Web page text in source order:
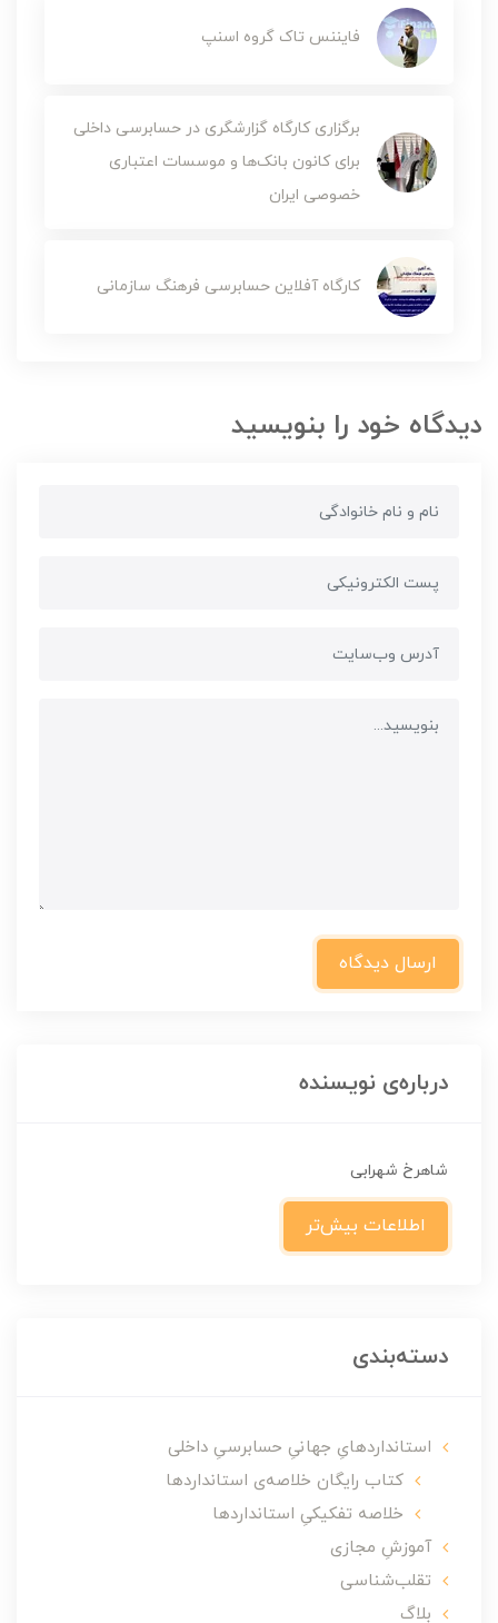
فایننس تاک گروه اسنپ
برگزاری کارگاه گزارشگری در حسابرسی داخلی
برای کانون بانک‌ها و موسسات اعتباری
خصوصی ایران
کارگاه آفلاین حسابرسی فرهنگ سازمانی
دیدگاه خود را بنویسید
ارسال دیدگاه
درباره‌ی نویسنده
شاهرخ شهرابی
اطلاعات بیش‌تر
دسته‌بندی
استانداردهایِ جهانیِ حسابرسیِ داخلی
کتاب رایگان خلاصه‌ی استانداردها
خلاصه تفکیکیِ استانداردها
آموزشِ مجازی
تقلب‌شناسی
بلاگ